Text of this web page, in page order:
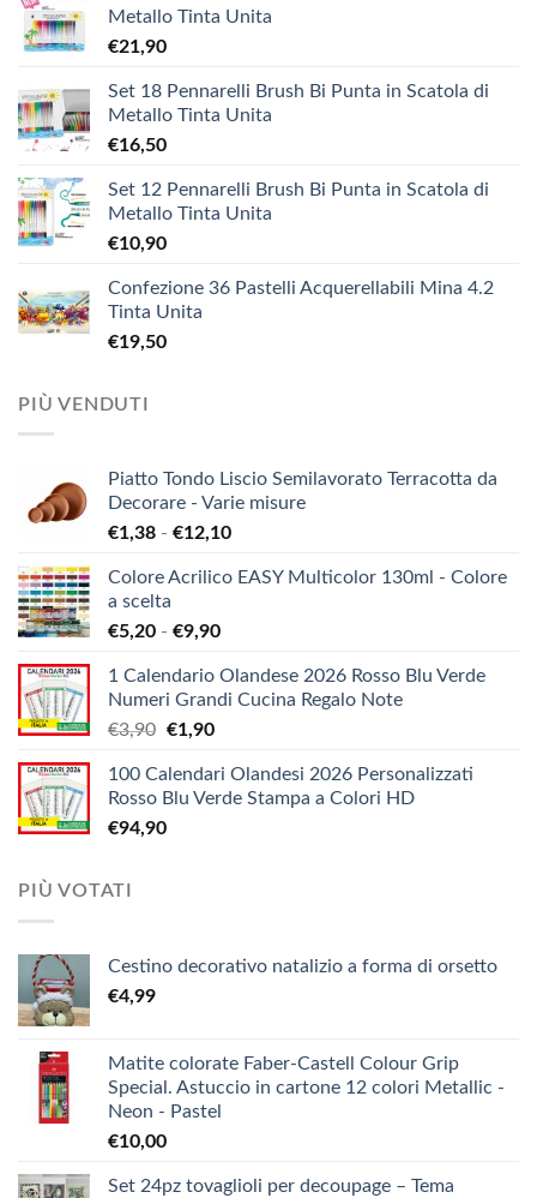
Metallo Tinta Unita
€21,90
Set 18 Pennarelli Brush Bi Punta in Scatola di
Metallo Tinta Unita
€16,50
Set 12 Pennarelli Brush Bi Punta in Scatola di
Metallo Tinta Unita
€10,90
Confezione 36 Pastelli Acquerellabili Mina 4.2
Tinta Unita
€19,50
PIÙ VENDUTI
Piatto Tondo Liscio Semilavorato Terracotta da
Decorare - Varie misure
€1,38 - €12,10Fascia
prezzo:
€12,10
Colore Acrilico EASY Multicolor 130ml - Colore
a scelta
€5,20 - €9,90Fascia
prezzo:
da
€9,90
1 Calendario Olandese 2026 Rosso Blu Verde
Numeri Grandi Cucina Regalo Note
€3,90 Il
originale
era:
€3,90.
€1,90Il
attuale
è:
100 Calendari Olandesi 2026 Personalizzati
Rosso Blu Verde Stampa a Colori HD
€94,90
PIÙ VOTATI
Cestino decorativo natalizio a forma di orsetto
€4,99
Matite colorate Faber-Castell Colour Grip
Special. Astuccio in cartone 12 colori Metallic -
Neon - Pastel
€10,00
Set 24pz tovaglioli per decoupage – Tema